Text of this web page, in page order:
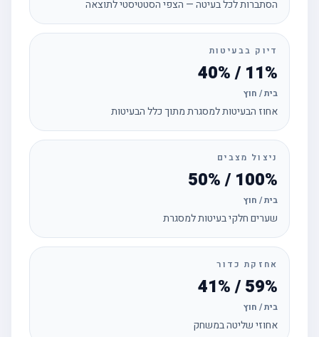
הסתברות לכל בעיטה — הצפי הסטטיסטי לתוצאה
דיוק בבעיטות
11% / 40%
בית / חוץ
אחוז הבעיטות למסגרת מתוך כלל הבעיטות
ניצול מצבים
100% / 50%
בית / חוץ
שערים חלקי בעיטות למסגרת
אחזקת כדור
59% / 41%
בית / חוץ
אחוזי שליטה במשחק